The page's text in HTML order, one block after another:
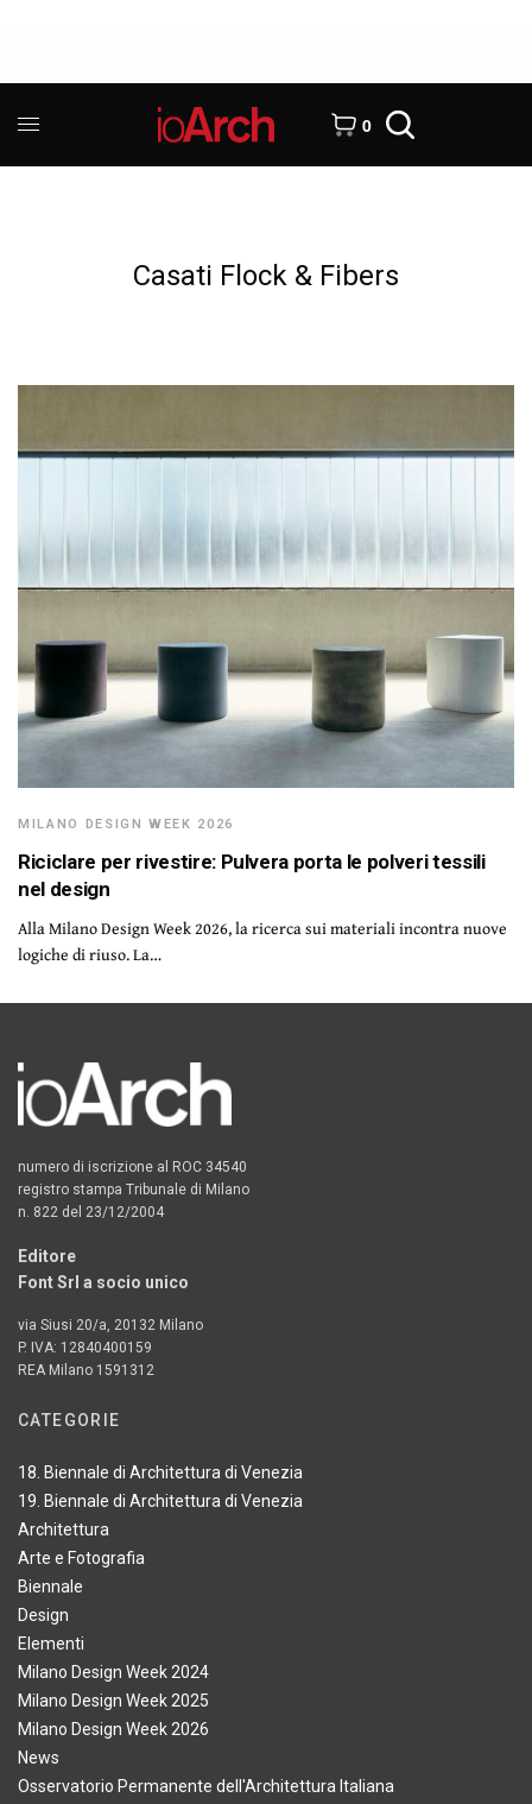
0
Casati Flock & Fibers
MILANO DESIGN WEEK 2026
Riciclare per rivestire: Pulvera porta le polveri tessili
nel design
Alla Milano Design Week 2026, la ricerca sui materiali incontra nuove
logiche di riuso. La…
numero di iscrizione al ROC 34540
registro stampa Tribunale di Milano
n. 822 del 23/12/2004
Editore
Font Srl a socio unico
via Siusi 20/a, 20132 Milano
P. IVA: 12840400159
REA Milano 1591312
CATEGORIE
18. Biennale di Architettura di Venezia
19. Biennale di Architettura di Venezia
Architettura
Arte e Fotografia
Biennale
Design
Elementi
Milano Design Week 2024
Milano Design Week 2025
Milano Design Week 2026
News
Osservatorio Permanente dell'Architettura Italiana